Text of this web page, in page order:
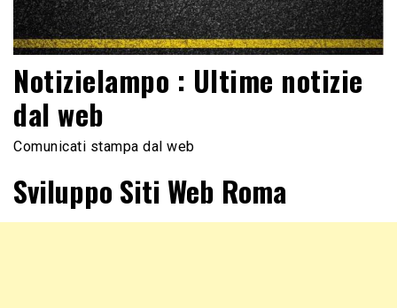
Notizielampo : Ultime notizie
dal web
Comunicati stampa dal web
Sviluppo Siti Web Roma